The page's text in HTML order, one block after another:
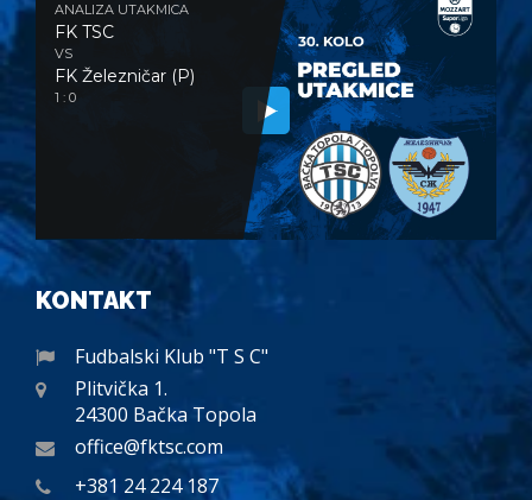
ANALIZA UTAKMICA
FK TSC
VS
FK Železničar (P)
1 : 0
KONTAKT
Fudbalski Klub "T S C"
Plitvička 1.
24300 Bačka Topola
office@fktsc.com
+381 24 224 187